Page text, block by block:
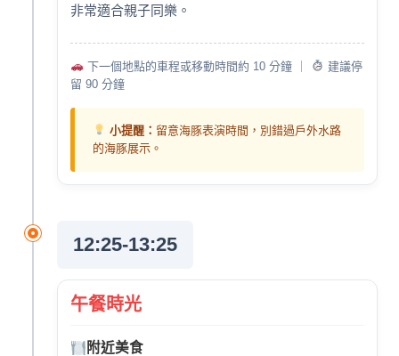
非常適合親子同樂。
下一個地點的車程或移動時間約 10 分鐘 ｜
建議停
留 90 分鐘
小提醒： 留意海豚表演時間，別錯過戶外水路
的海豚展示。
12:25-13:25
午餐時光
附近美食